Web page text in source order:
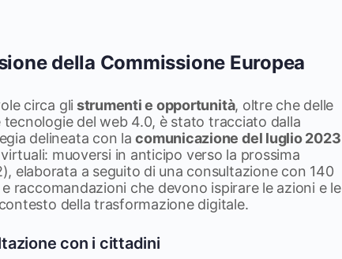
della Commissione Europea
circa gli strumenti e opportunità, oltre che delle
del web 4.0, è stato tracciato dalla
delineata con lacomunicazione del luglio 2023
virtuali: muoversi in anticipo verso la prossima
elaborata a seguito di una consultazione con 140
raccomandazioni che devono ispirare le azioni e le
della trasformazione digitale.
con i cittadini